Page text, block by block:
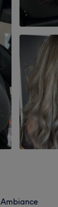
Ambiance